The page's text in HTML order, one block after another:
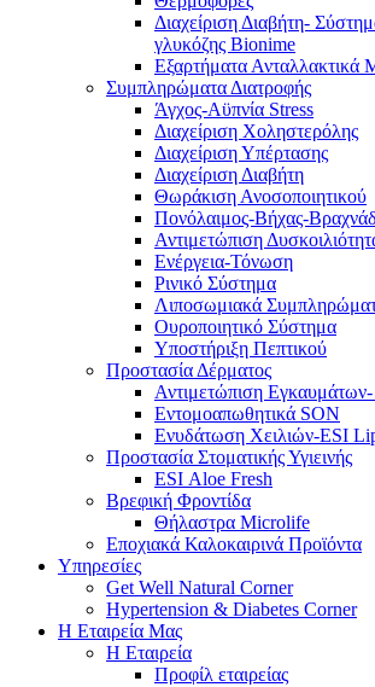
Διαχείριση Διαβήτη-
γλυκόζης Bionime
Εξαρτήματα Ανταλλακτικά
Συμπληρώματα Διατροφής
Άγχος-Αϋπνία Stress
Διαχείριση Χοληστερόλης
Διαχείριση Υπέρτασης
Διαχείριση Διαβήτη
Θωράκιση Ανοσοποιητικού
Πονόλαιμος-Βήχας-
Αντιμετώπιση
Eνέργεια-Τόνωση
Ρινικό Σύστημα
Λιποσωμιακά
Ουροποιητικό Σύστημα
Υποστήριξη Πεπτικού
Προστασία Δέρματος
Αντιμετώπιση
Εντομοαπωθητικά SON
Ενυδάτωση Χειλιών-ESI
Προστασία Στοματικής Υγιεινής
ESI Αloe Fresh
Βρεφική Φροντίδα
Θήλαστρα Microlife
Εποχιακά Καλοκαιρινά Προϊόντα
Υπηρεσίες
Get Well Natural Corner
Hypertension & Diabetes Corner
Η Εταιρεία Μας
Η Εταιρεία
Προφίλ εταιρείας